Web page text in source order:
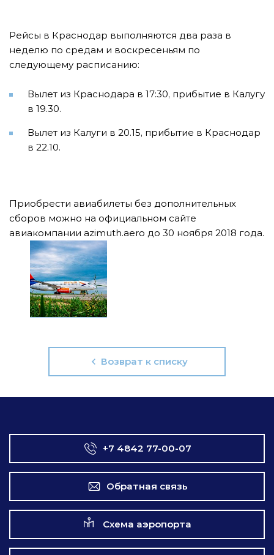
Рейсы в Краснодар выполняются два раза в
неделю по средам и воскресеньям по
следующему расписанию:
Вылет из Краснодара в 17:30, прибытие в Калугу
в 19.30.
Вылет из Калуги в 20.15, прибытие в Краснодар
в 22.10.
Приобрести авиабилеты без дополнительных
сборов можно на официальном сайте
авиакомпании azimuth.aero до 30 ноября 2018 года.
Возврат к списку
+7 4842 77-00-07
Обратная связь
Схема аэропорта